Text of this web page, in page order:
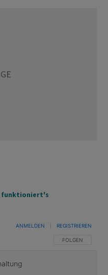
funktioniert's
FOLGE DIESER
FOLGEN
ANMELDEN REGISTRIEREN